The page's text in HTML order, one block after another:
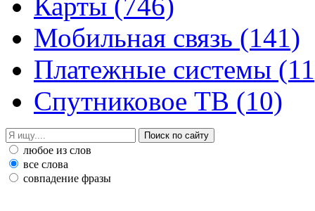
Мобильная связь (141)
Платежные системы
Спутниковое ТВ (10)
любое из слов
все слова
совпадение фразы